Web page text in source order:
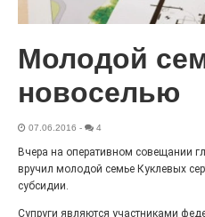
меняет облик.
Молодой
новоселью
07.06.2016 - 4
Вчера на оперативном совещании
вручил молодой семье Куклевых
субсидии.
Супруги являются участниками